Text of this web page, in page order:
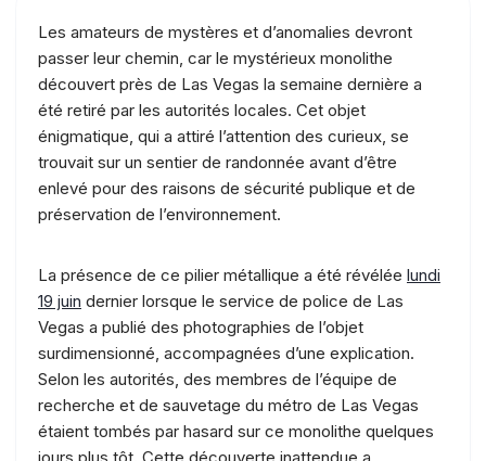
Les amateurs de mystères et d’anomalies devront
passer leur chemin, car le mystérieux monolithe
découvert près de Las Vegas la semaine dernière a
été retiré par les autorités locales. Cet objet
énigmatique, qui a attiré l’attention des curieux, se
trouvait sur un sentier de randonnée avant d’être
enlevé pour des raisons de sécurité publique et de
préservation de l’environnement.
La présence de ce pilier métallique a été révélée lundi
19 juin dernier lorsque le service de police de Las
Vegas a publié des photographies de l’objet
surdimensionné, accompagnées d’une explication.
Selon les autorités, des membres de l’équipe de
recherche et de sauvetage du métro de Las Vegas
étaient tombés par hasard sur ce monolithe quelques